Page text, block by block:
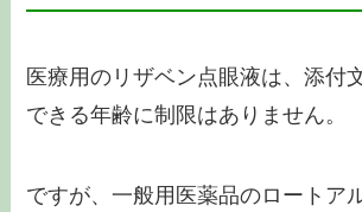
医療用のリザベン点眼液は、添付
できる年齢に制限はありません。
ですが、一般用医薬品のロートア